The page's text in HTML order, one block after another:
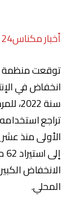
أخبار مكناس24 / هيئة التحرير
انخفاض في
سنة
تراجع
الأولى منذ
الانخفاض
المحلي.